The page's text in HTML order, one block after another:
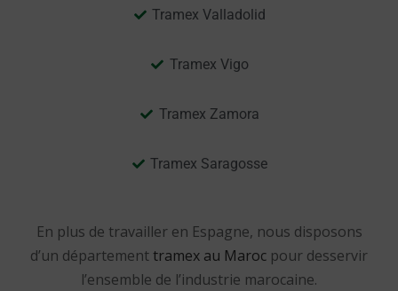
Tramex Valladolid
Tramex Vigo
Tramex Zamora
Tramex Saragosse
En plus de travailler en Espagne, nous disposons
d’un département tramex au Maroc pour desservir
l’ensemble de l’industrie marocaine.